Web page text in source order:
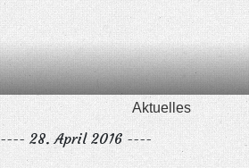
Aktuelles
---- 28. April 2016 ----